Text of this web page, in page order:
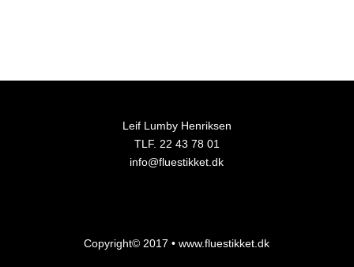
Leif Lumby Henriksen
TLF. 22 43 78 01
info@fluestikket.dk
Copyright© 2017 • www.fluestikket.dk